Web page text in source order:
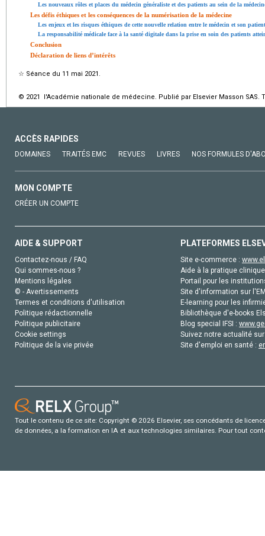
Les nouveaux rôles et places du médecin généraliste et des patients au sein de la
Les défis éthiques et les conséquences de la numérisation de la médecine
Les enjeux et les risques éthiques de cette nouvelle relation entre le médecin et son patient
La responsabilité médicale face à la santé digitale dans la prise en soin des patients
Conclusion
Déclaration de liens d’intérêts
☆ Séance du 11 mai 2021.
© 2021 l'Académie nationale de médecine. Publié par Elsevier Masson SAS.
ACCÈS RAPIDES
DOMAINES TRAITÉS EMC REVUES LIVRES NOS FORMULES
MON COMPTE
CRÉER UN COMPTE
AIDE & SUPPORT
Contactez-nous / FAQ
Qui sommes-nous ?
Mentions légales
© - Avertissements
Termes et conditions d'utilisation
Politique rédactionnelle
Politique publicitaire
Cookie settings
Politique de la vie privée
PLATEFORMES
Site e-commerce :
Aide à la pratique
Portail pour les
Site d'information sur
E-learning pour les
Bibliothèque d'e-books
Blog special IFSI :
Suivez notre actualité
Site d'emploi en santé :
Tout le contenu de ce site: Copyright © 2026 Elsevier, ses concédants de
de données, a la formation en IA et aux technologies similaires. Pour tout